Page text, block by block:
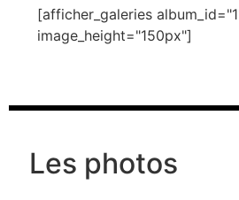
[afficher_galeries
image_height="150px"]
Les photos